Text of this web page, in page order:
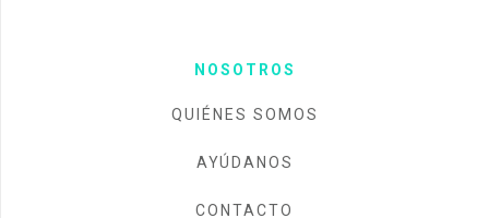
NOSOTROS
QUIÉNES SOMOS
AYÚDANOS
CONTACTO